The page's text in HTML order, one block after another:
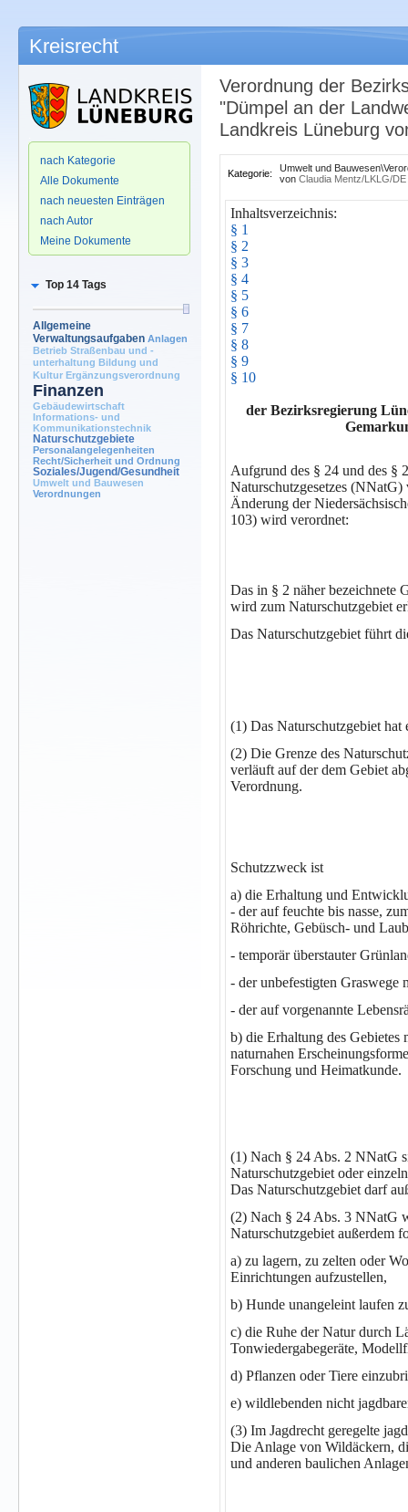
Kreisrecht
nach Kategorie
Alle Dokumente
nach neuesten Einträgen
nach Autor
Meine Dokumente
Top 14 Tags
Allgemeine
Verwaltungsaufgaben Anlagen
Betrieb Straßenbau und -
unterhaltung Bildung und
Kultur Ergänzungsverordnung
Finanzen
Gebäudewirtschaft
Informations- und
Kommunikationstechnik
Naturschutzgebiete
Personalangelegenheiten
Recht/Sicherheit und Ordnung
Soziales/Jugend/Gesundheit
Umwelt und Bauwesen
Verordnungen
Verordnung der
"Dümpel an der
Landkreis Lüneburg
Kategorie:
Umwelt und
von Claudia Mentz/LKLG/DE
Inhaltsverzeichnis:
§ 1
§ 2
§ 3
§ 4
§ 5
§ 6
§ 7
§ 8
§ 9
§ 10
der Bezirksregierung
Aufgrund des § 24 und des §
Naturschutzgesetzes
Änderung der
103) wird verordnet:
Das in § 2 näher bezeichnete
wird zum Naturschutzgebiet
Das Naturschutzgebiet führt
(1) Das Naturschutzgebiet
(2) Die Grenze des
verläuft auf der dem Gebiet
Verordnung.
Schutzzweck ist
a) die Erhaltung und
- der auf feuchte bis nasse,
Röhrichte, Gebüsch- und
- temporär überstauter
- der unbefestigten Graswege
- der auf vorgenannte
b) die Erhaltung des Gebietes
naturnahen
Forschung und Heimatkunde.
(1) Nach § 24 Abs. 2 NNatG
Naturschutzgebiet oder
Das Naturschutzgebiet darf
(2) Nach § 24 Abs. 3 NNatG
Naturschutzgebiet außerdem
a) zu lagern, zu zelten oder
Einrichtungen aufzustellen,
b) Hunde unangeleint laufen
c) die Ruhe der Natur durch
Tonwiedergabegeräte,
d) Pflanzen oder Tiere
e) wildlebenden nicht
(3) Im Jagdrecht geregelte
Die Anlage von Wildäckern,
und anderen baulichen